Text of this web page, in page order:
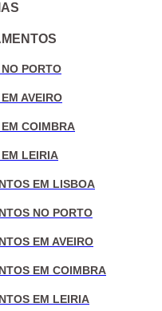
PORTO
AVEIRO
COIMBRA
LEIRIA
EM LISBOA
NO PORTO
EM AVEIRO
EM COIMBRA
EM LEIRIA